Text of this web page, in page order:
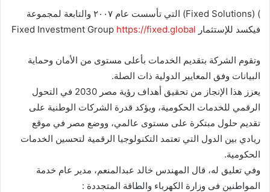
) (Fixed Solutions) التي تأسست عام ٢٠٠٧ والتابعة لمجموعة
فيكسد للإستثمار Fixed Investment Group https://fixed.global
وتقوم الشركة بتقديم الخدمات بأعلى مستوى من الأمان وحماية
البيانات وفق المعايير الدولية ذات الصلة.
يعزز هذا الإنجاز من تحقيق أهداف رؤية مصر 2030 في التحول
الرقمي للخدمات الحكومية، ويؤكد قدرة الشركات الوطنية على
تقديم حلول مبتكرة على مستوى عالمي، ووضع مصر في موقع
ريادي بين الدول التي تعتمد التكنولوجيا الرقمية لتحسين الخدمات
الحكومية.
وفي تعليق له، قال المهندس خالد عبدالمنعم، مدير عام خدمة
المواطنين فى وزارة الكهرباء والطاقة المتجددة :